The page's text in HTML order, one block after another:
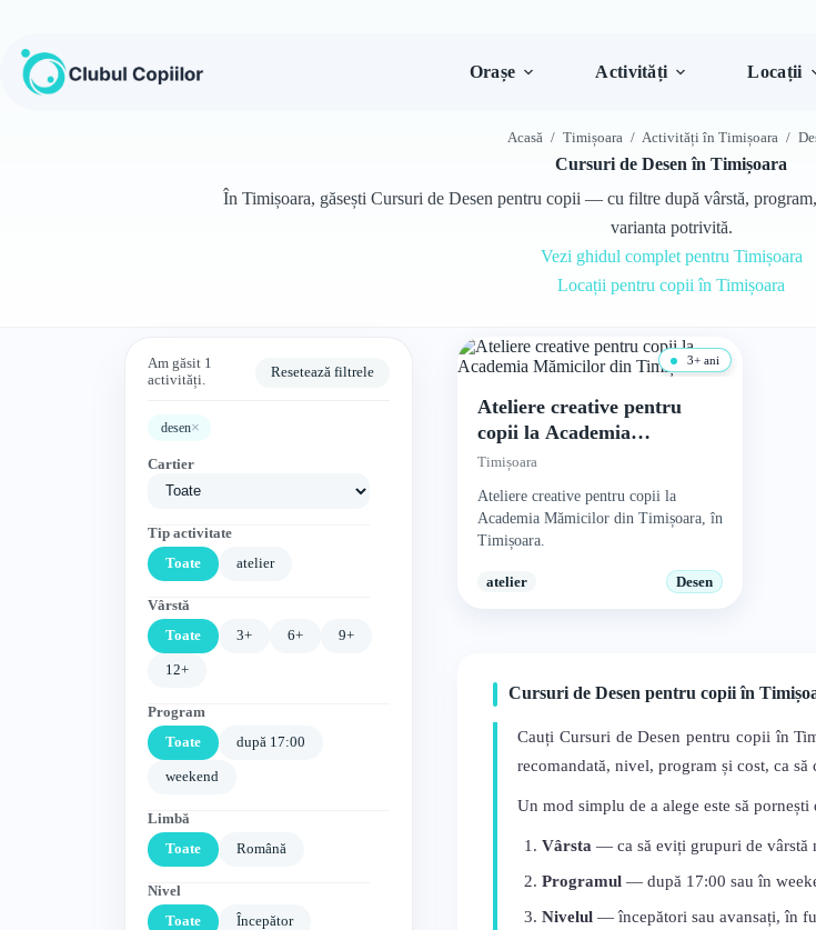
conținut
Orașe
Activități Locații
Acasă / Timișoara / Activități în Timișoara /
Cursuri de Desen în Timișoara
În Timișoara, găsești Cursuri de Desen pentru copii — cu filtre după vârstă,
varianta potrivită.
Vezi ghidul complet pentru Timișoara
Locații pentru copii în Timișoara
Am găsit 1
activități.
Resetează filtrele
desen×
Cartier
Tip activitate
Toate
atelier
Vârstă
Toate
3+ 6+ 9+
12+
Program
Toate
după 17:00
weekend
Limbă
Toate
Română
Nivel
Toate
Începător
3+ ani
Ateliere creative pentru
copii la Academia
Mămicilor din Timișoara
Timișoara
Ateliere creative pentru copii la
Academia Mămicilor din Timișoara, în
Timișoara.
atelier Desen
Cursuri de Desen pentru copii în
Cauți Cursuri de Desen pentru copii în
recomandată, nivel, program și cost, ca
Un mod simplu de a alege este să
Vârsta — ca să eviți grupuri de vârstă
Programul — după 17:00 sau în
Nivelul — începători sau avansați, în